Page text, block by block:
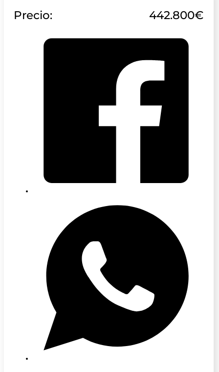
Precio: 442.800€